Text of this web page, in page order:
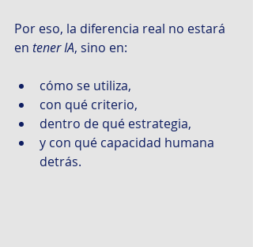
Por eso, la diferencia real no estará
en tener IA, sino en:
cómo se utiliza,
con qué criterio,
dentro de qué estrategia,
y con qué capacidad humana
detrás.